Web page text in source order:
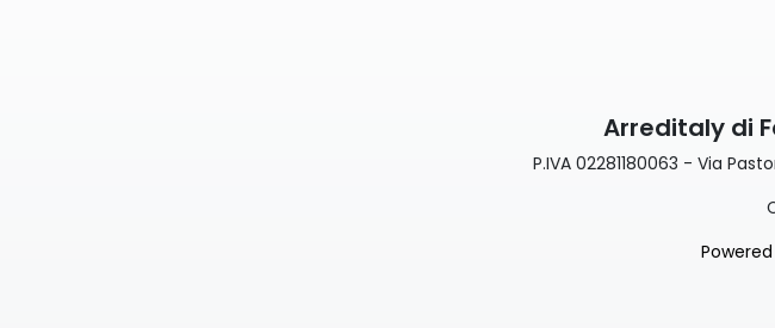
Arreditaly di
P.IVA 02281180063 - Via